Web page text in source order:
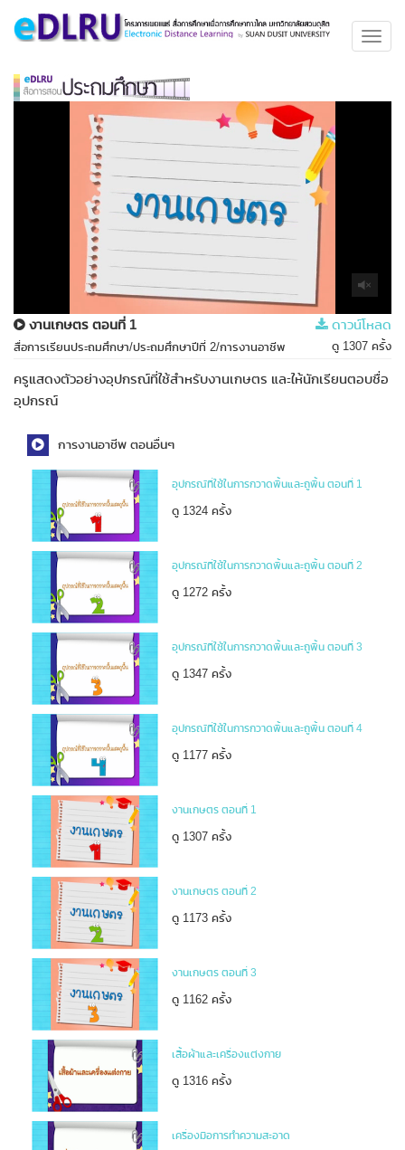
งานเกษตร ตอนที่ 1 ดาวน์โหลด
สื่อการเรียนประถมศึกษา/ประถมศึกษาปีที่ 2/การงานอาชีพ ดู 1307 ครั้ง
ครูแสดงตัวอย่างอุปกรณ์ที่ใช้สำหรับงานเกษตร และให้นักเรียนตอบชื่อ
อุปกรณ์
การงานอาชีพ ตอนอื่นๆ
อุปกรณ์ที่ใช้ในการกวาดพื้นและถูพื้น ตอนที่ 1
ดู 1324 ครั้ง
อุปกรณ์ที่ใช้ในการกวาดพื้นและถูพื้น ตอนที่ 2
ดู 1272 ครั้ง
อุปกรณ์ที่ใช้ในการกวาดพื้นและถูพื้น ตอนที่ 3
ดู 1347 ครั้ง
อุปกรณ์ที่ใช้ในการกวาดพื้นและถูพื้น ตอนที่ 4
ดู 1177 ครั้ง
งานเกษตร ตอนที่ 1
ดู 1307 ครั้ง
งานเกษตร ตอนที่ 2
ดู 1173 ครั้ง
งานเกษตร ตอนที่ 3
ดู 1162 ครั้ง
เสื้อผ้าและเครื่องแต่งกาย
ดู 1316 ครั้ง
เครื่องมือการทำความสะอาด